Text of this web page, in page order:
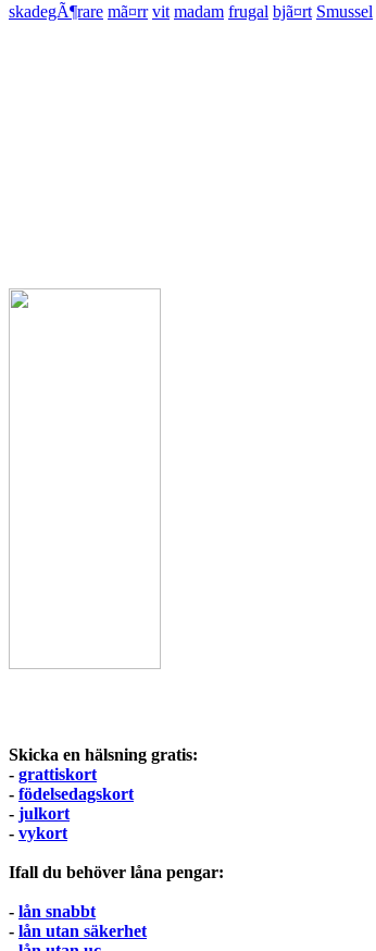
skadegÃ¶rare mã¤rr vit madam frugal bjã¤rt Smussel
Skicka en hälsning gratis:
- grattiskort
- födelsedagskort
- julkort
- vykort
Ifall du behöver låna pengar:
- lån snabbt
- lån utan säkerhet